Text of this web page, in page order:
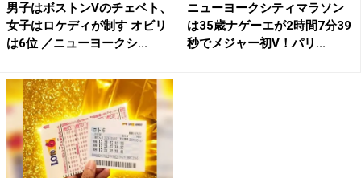
男子はボストンVのチェベト、
女子はロケディが制す オビリ
は6位 ／ニューヨークシ...
ニューヨークシティマラソン
は35歳ナゲーエが2時間7分39
秒でメジャー初V！パリ...